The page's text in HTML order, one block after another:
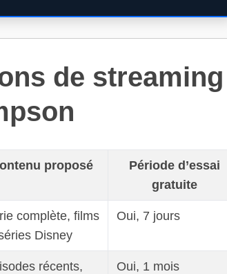
de streaming
proposé
Période d’essai
gratuite
complète, films
Disney
Oui, 7 jours
récents,
Oui, 1 mois